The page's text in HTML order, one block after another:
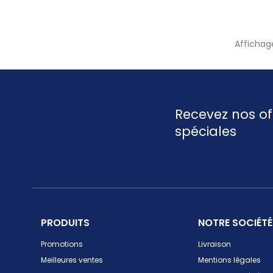
Recevez nos
spéciales
PRODUITS
Promotions
Meilleures ventes
NOTRE SOCIÉTÉ
Livraison
Mentions légales